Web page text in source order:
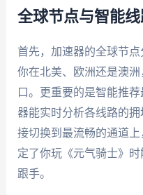
全球节点与智能
首先，加速器的全球节
你在北美、欧洲还是澳
口。更重要的是智能推
器能实时分析各线路的
接切换到最流畅的通道
定了你玩《元气骑士》
跟手。